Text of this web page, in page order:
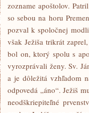
zozname apoštolov.
so sebou na horu
pozval k spoločnej
však Ježiša trikrát
bol on, ktorý spolu s
vyrozprávali ženy. Sv.
a je dôležitá vzhľadom
odpovedá „áno“. Ježiš
neodškriepiteľné